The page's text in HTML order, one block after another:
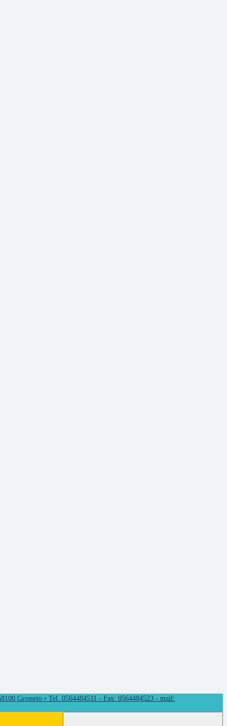
Grosseto • Tel. 0564484511 - Fax: 0564484523 - mail: